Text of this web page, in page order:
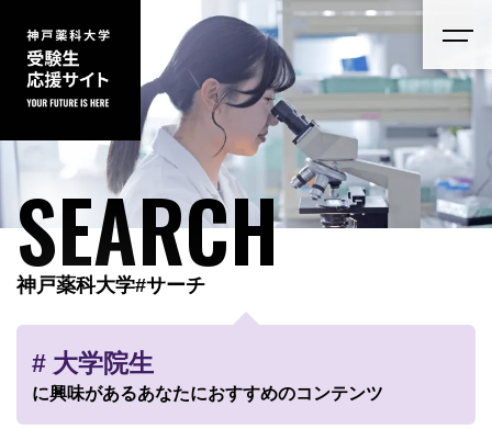
SEARCH
神戸薬科大学#サーチ
# 大学院生
に興味があるあなたにおすすめのコンテンツ